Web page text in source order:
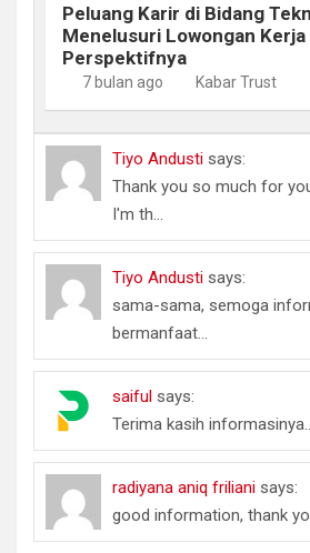
Peluang Karir di Bidang
Menelusuri Lowongan Kerja
Perspektifnya
7 bulan ago Kabar Trust
Tiyo Andusti says:
Thank you so much for
I'm th...
Tiyo Andusti says:
sama-sama, semoga
bermanfaat...
saiful says:
Terima kasih
radiyana aniq friliani says:
good information, thank